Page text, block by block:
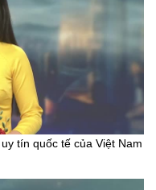
tín quốc tế của Việt Nam